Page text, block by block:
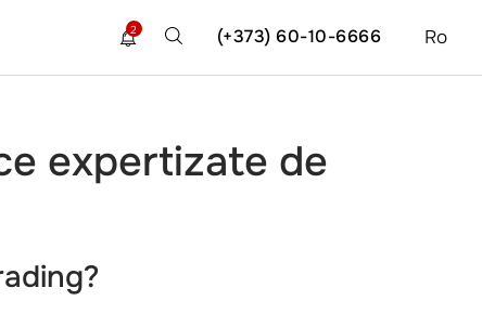
Ro
(+373) 60-10-6666
2
expertizate de